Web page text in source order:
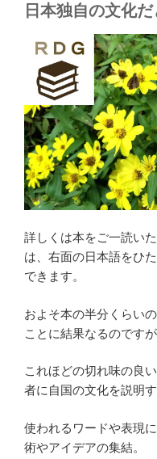
日本独自の文化
詳しくは本をご一読い
は、右面の日本語をひ
できます。
およそ本の半分くらい
ことに結果なるのです
これほどの切れ味の良
者に自国の文化を説明
使われるワードや表現
術やアイデアの集結。